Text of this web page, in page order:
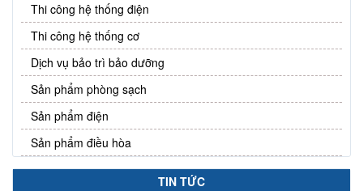
Thi công hệ thống điện
Thi công hệ thống cơ
Dịch vụ bảo trì bảo dưỡng
Sản phẩm phòng sạch
Sản phẩm điện
Sản phẩm điều hòa
TIN TỨC